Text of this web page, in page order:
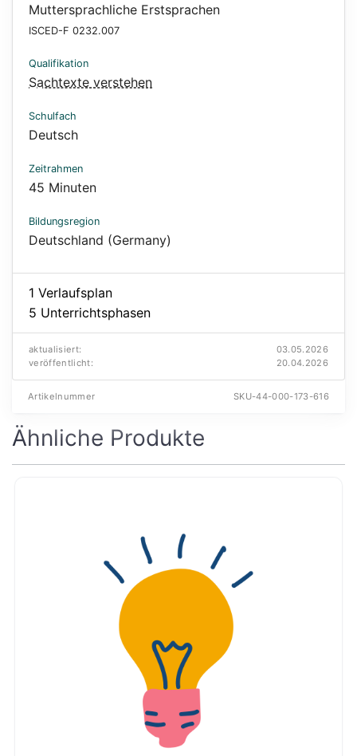
Muttersprachliche Erstsprachen
ISCED-F 0232.007
Qualifikation
Sachtexte verstehen
Schulfach
Deutsch
Zeitrahmen
45 Minuten
Bildungsregion
Deutschland (Germany)
1 Verlaufsplan
5 Unterrichtsphasen
aktualisiert:
03.05.2026
veröffentlicht:
20.04.2026
Artikelnummer SKU-44-000-173-616
Ähnliche Produkte